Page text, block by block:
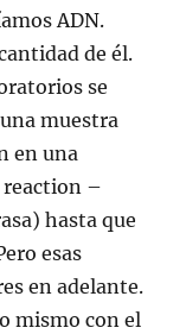
ADN.
de él.
se
muestra
en una
reaction –
hasta que
esas
en adelante.
mismo con el